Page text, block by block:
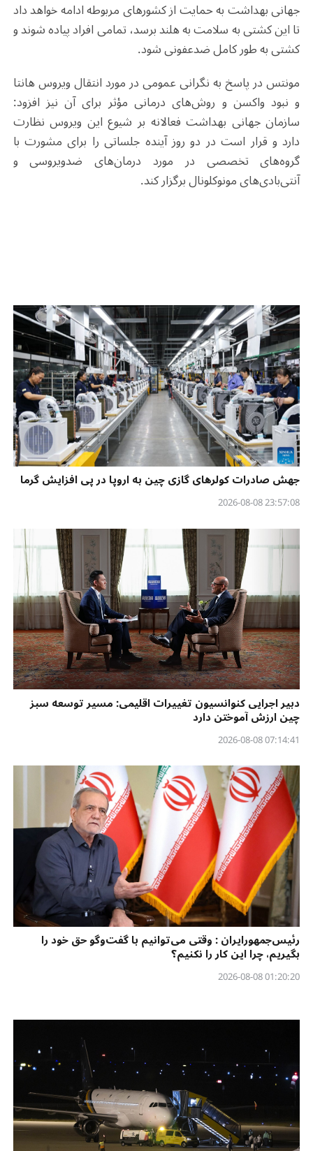
جهانی بهداشت به حمایت از کشورهای مربوطه ادامه خواهد داد
تا این کشتی به سلامت به هلند برسد، تمامی افراد پیاده شوند و
کشتی به طور کامل ضدعفونی شود.
مونتس در پاسخ به نگرانی عمومی در مورد انتقال ویروس هانتا
و نبود واکسن و روش‌های درمانی مؤثر برای آن نیز افزود:
سازمان جهانی بهداشت فعالانه بر شیوع این ویروس نظارت
دارد و قرار است در دو روز آینده جلساتی را برای مشورت با
گروه‌های تخصصی در مورد درمان‌های ضدویروسی و
آنتی‌بادی‌های مونوکلونال برگزار کند.
جهش صادرات کولرهای گازی چین به اروپا در پی افزایش گرما
23:57:08 2026-08-08
دبیر اجرایی کنوانسیون تغییرات اقلیمی: مسیر توسعه سبز
چین ارزش آموختن دارد
07:14:41 2026-08-08
رئیس‌جمهورایران : وقتی می‌توانیم با گفت‌وگو حق خود را
بگیریم، چرا این کار را نکنیم؟
01:20:20 2026-08-08